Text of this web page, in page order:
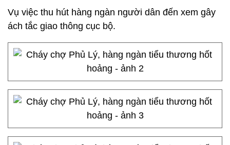
Vụ việc thu hút hàng ngàn người dân đến xem gây
ách tắc giao thông cục bộ.